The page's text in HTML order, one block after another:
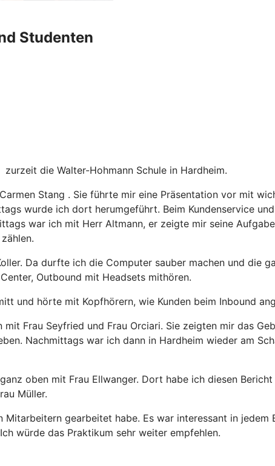
Studenten
die Walter-Hohmann Schule in Hardheim.
Stang . Sie führte mir eine Präsentation vor mit
wurde ich dort herumgeführt. Beim Kundenservice
war ich mit Herr Altmann, er zeigte mir seine
Da durfte ich die Computer sauber machen und die
Outbound mit Headsets mithören.
und hörte mit Kopfhörern, wie Kunden beim Inbound
Frau Seyfried und Frau Orciari. Sie zeigten mir das
Nachmittags war ich dann in Hardheim wieder am
oben mit Frau Ellwanger. Dort habe ich diesen
Müller.
gearbeitet habe. Es war interessant in jedem
würde das Praktikum sehr weiter empfehlen.